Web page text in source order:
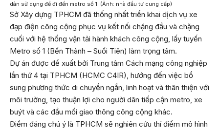
dân sử dụng để đi đến metro số 1. (Ảnh: nhà đầu tư cung cấp)
Sở Xây dựng TPHCM đã thống nhất triển khai dịch vụ xe
đạp điện công cộng phục vụ kết nối chặng đầu và chặng
cuối với hệ thống vận tải hành khách công cộng, lấy tuyến
Metro số 1 (Bến Thành – Suối Tiên) làm trọng tâm.
Dự án được đề xuất bởi Trung tâm Cách mạng công nghiệp
lần thứ 4 tại TPHCM (HCMC C4IR), hướng đến việc bổ
sung phương thức di chuyển ngắn, linh hoạt và thân thiện với
môi trường, tạo thuận lợi cho người dân tiếp cận metro, xe
buýt và các đầu mối giao thông công cộng khác.
Điểm đáng chú ý là TPHCM sẽ nghiên cứu thí điểm mô hình